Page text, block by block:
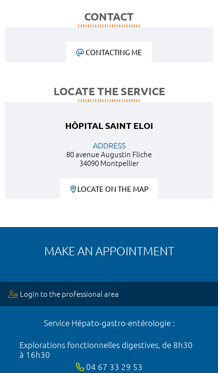
CONTACT
CONTACTING ME
LOCATE THE SERVICE
HÔPITAL SAINT ELOI
ADDRESS
80 avenue Augustin Fliche
34090 Montpellier
LOCATE ON THE MAP
MAKE AN APPOINTMENT
Login to the professional area
Service Hépato-gastro-entérologie :
Explorations fonctionnelles digestives, de 8h30
à 16h30
04 67 33 29 53